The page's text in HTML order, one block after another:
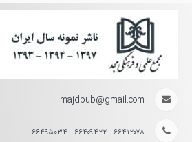
majdpub@gmail.com
۶۶۴۱۲۰۷۸ - ۶۶۴۰۹۴۲۲ - ۶۶۴۹۵۰۳۴